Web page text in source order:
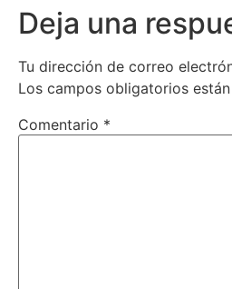
Deja una
Tu dirección de correo
Los campos obligatorios
Comentario *